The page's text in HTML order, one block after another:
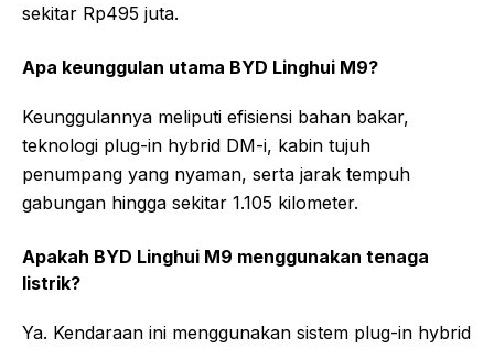
sekitar Rp495 juta.
Apa keunggulan utama BYD Linghui M9?
Keunggulannya meliputi efisiensi bahan bakar,
teknologi plug-in hybrid DM-i, kabin tujuh
penumpang yang nyaman, serta jarak tempuh
gabungan hingga sekitar 1.105 kilometer.
Apakah BYD Linghui M9 menggunakan tenaga
listrik?
Ya. Kendaraan ini menggunakan sistem plug-in hybrid